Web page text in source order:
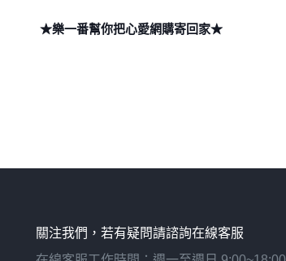
★樂一番幫你把心愛網購寄回家★
關注我們，若有疑問請諮詢在線客服